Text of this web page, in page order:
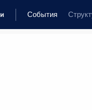
События